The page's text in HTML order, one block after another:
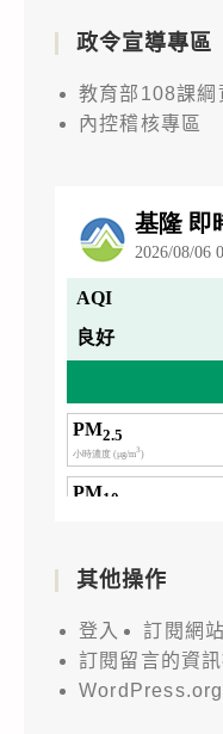
政令宣導專區
教育部108課綱
內控稽核專區
其他操作
登入
訂閱網
訂閱留言的資